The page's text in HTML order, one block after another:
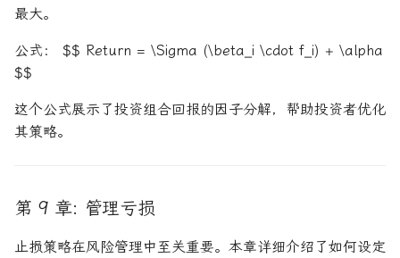
最大。
公式： $$ Return = \Sigma (\beta_i \cdot f_i) + \alpha
$$
这个公式展示了投资组合回报的因子分解，帮助投资者优化
其策略。
第 9 章: 管理亏损
止损策略在风险管理中至关重要。本章详细介绍了如何设定